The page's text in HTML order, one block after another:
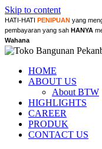
Skip to content
HATI-HATI PENIPUAN yang
pembayaran yang sah HANYA
Wahana
HOME
ABOUT US
About BTW
HIGHLIGHTS
CAREER
PRODUK
CONTACT US